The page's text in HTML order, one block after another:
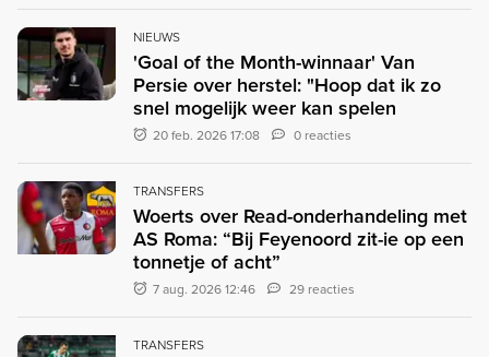
NIEUWS
'Goal of the Month-winnaar' Van
Persie over herstel: "Hoop dat ik zo
snel mogelijk weer kan spelen
20 feb. 2026 17:08 0 reacties
TRANSFERS
Woerts over Read-onderhandeling met
AS Roma: “Bij Feyenoord zit-ie op een
tonnetje of acht”
7 aug. 2026 12:46 29 reacties
TRANSFERS